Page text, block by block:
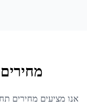
אנו מציעים מחירים